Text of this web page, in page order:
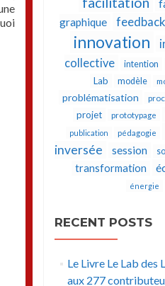
graphique
feedback
innovation
collective
intention
Lab modèle
problématisation
projet prototypage
publication pédagogie
inversée
session
transformation
énergie
RECENT POSTS
Le Livre Le Lab des
aux 277